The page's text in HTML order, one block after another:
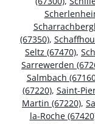
(67350),
Seltz (67470),
Sarrewerden
Salmbach
(67220), Saint-
Martin (67220),
la-Roche